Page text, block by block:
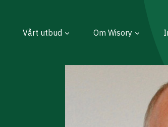
Vårt utbud Om Wisory